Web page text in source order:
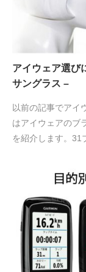
アイウェア選び
サングラス –
以前の記事でアイ
はアイウェアのブ
を紹介します。31